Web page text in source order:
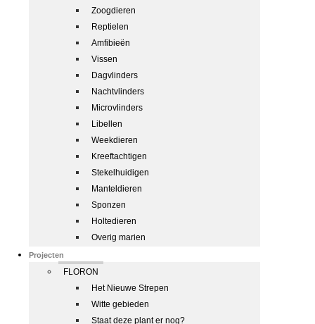
Zoogdieren
Reptielen
Amfibieën
Vissen
Dagvlinders
Nachtvlinders
Microvlinders
Libellen
Weekdieren
Kreeftachtigen
Stekelhuidigen
Manteldieren
Sponzen
Holtedieren
Overig marien
Projecten
FLORON
Het Nieuwe Strepen
Witte gebieden
Staat deze plant er nog?